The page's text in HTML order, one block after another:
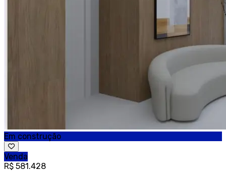
Em construção
Venda
R$ 581.428